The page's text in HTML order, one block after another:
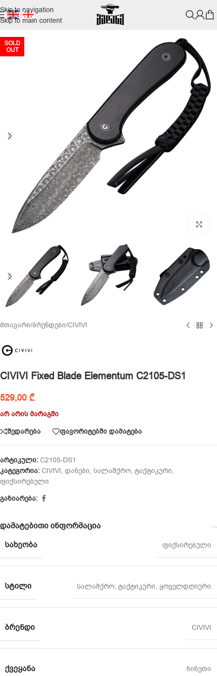
Skip to navigation
Skip to main content
SOLD
OUT
მთავარი/ბრენდები/CIVIVI
CIVIVI Fixed Blade Elementum C2105-DS1
529,00 ₾
არ არის მარაგში
შედარება
ფავორიტებში დამატება
არტიკული: C2105-DS1
კატეგორია: CIVIVI, დანები, სალაშქრო, ტაქტიკური,
ფიქსირებული
გაზიარება:
დამატებითი ინფორმაცია
ᲡᲐᲮᲔᲝᲑᲐ
ფიქსირებული
ᲡᲢᲘᲚᲘ სალაშქრო, ტაქტიკური, ყოველდღიური
ᲑᲠᲔᲜᲓᲘ CIVIVI
ᲥᲕᲔᲧᲐᲜᲐ ჩინეთი